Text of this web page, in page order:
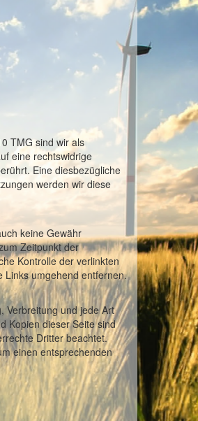
TMG sind wir als
eine rechtswidrige
Eine diesbezügliche
werden wir diese
keine Gewähr
Zeitpunkt der
Kontrolle der verlinkten
Links umgehend entfernen.
Verbreitung und jede Art
Kopien dieser Seite sind
Dritter beachtet.
einen entsprechenden